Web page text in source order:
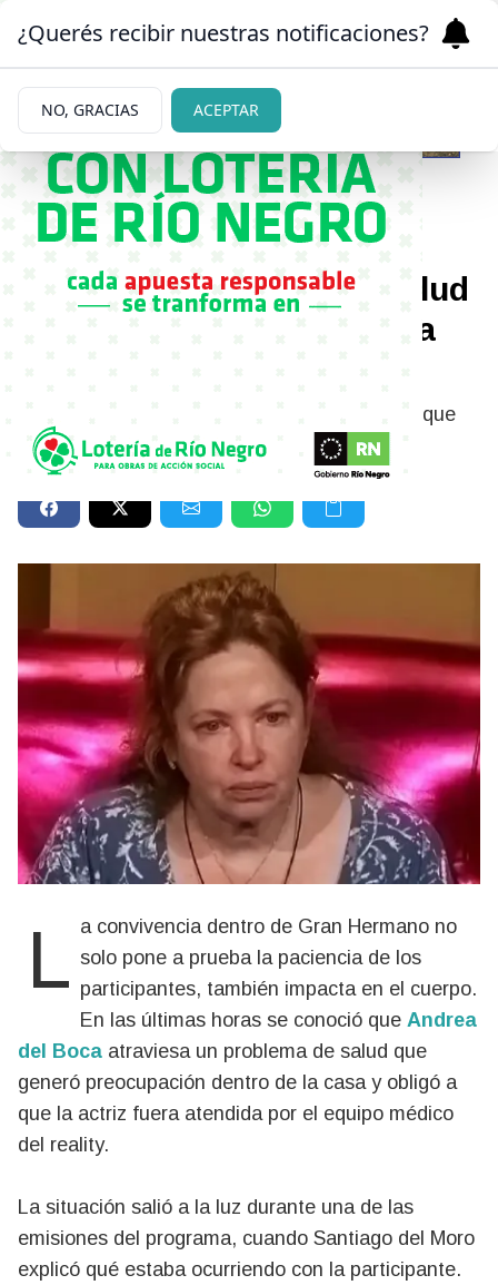
PREOCUPACIÓN | 13/03/2026
Cuál es el problema de salud
que sufre Andrea del Boca
Andrea del Boca reveló el problema de salud que
atraviesa en Gran Hermano
La convivencia dentro de Gran Hermano no solo pone a prueba la paciencia de los
participantes, también impacta en el cuerpo.
En las últimas horas se conoció que Andrea
del Boca atraviesa un problema de salud que
generó preocupación dentro de la casa y obligó a
que la actriz fuera atendida por el equipo médico
del reality.
La situación salió a la luz durante una de las
emisiones del programa, cuando Santiago del Moro
explicó qué estaba ocurriendo con la participante.
¿Querés recibir nuestras notificaciones?
NO, GRACIAS ACEPTAR